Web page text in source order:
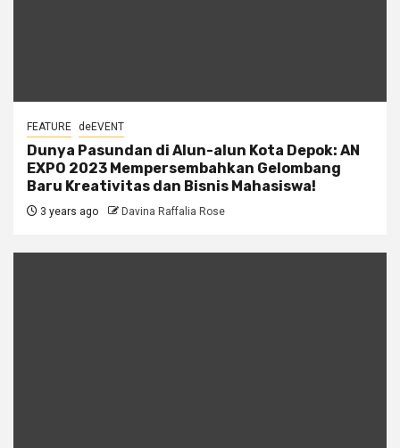
FEATURE deEVENT
Dunya Pasundan di Alun-alun Kota Depok: AN
EXPO 2023 Mempersembahkan Gelombang
Baru Kreativitas dan Bisnis Mahasiswa!
3 years ago Davina Raffalia Rose